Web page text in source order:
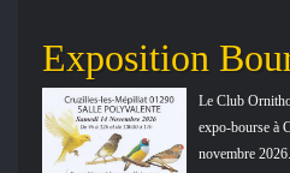
Exposition
Le Club
expo-bourse à
novembre